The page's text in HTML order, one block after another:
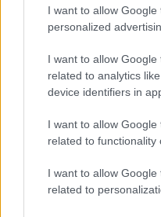
I want to allow Google
personalized
I want to allow
related to analytics
device identifiers in
I want to allow
related to functionality
I want to allow
related to
Η Άγκυρα τώρα
μαχητικό
προσθέτοντας ότι
βελτιώσει τους
έχουν δημιουργηθεί
Αλλά η Τουρκία
αεροσκάφη F-16 και
τις ΗΠΑ, πρόσθεσε